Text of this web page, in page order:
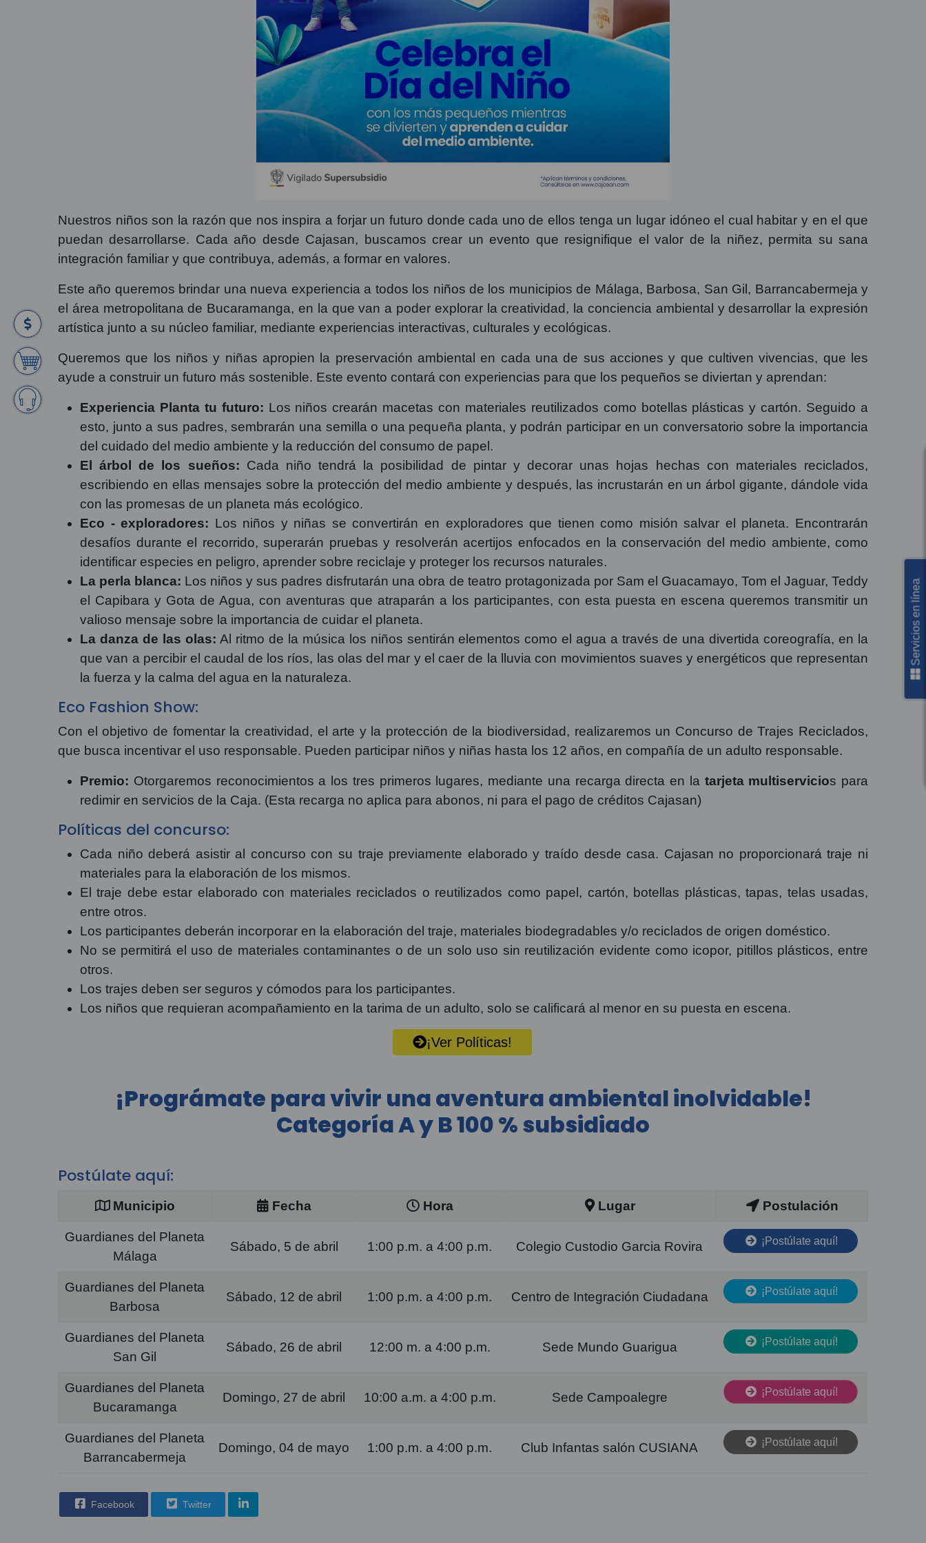
Nuestros niños son la razón que nos inspira a forjar un futuro donde cada uno de ellos tenga un lugar idóneo el cual habitar y en el que
puedan desarrollarse. Cada año desde Cajasan, buscamos crear un evento que resignifique el valor de la niñez, permita su sana
integración familiar y que contribuya, además, a formar en valores.
Este año queremos brindar una nueva experiencia a todos los niños de los municipios de Málaga, Barbosa, San Gil, Barrancabermeja y
el área metropolitana de Bucaramanga, en la que van a poder explorar la creatividad, la conciencia ambiental y desarrollar la expresión
artística junto a su núcleo familiar, mediante experiencias interactivas, culturales y ecológicas.
Queremos que los niños y niñas apropien la preservación ambiental en cada una de sus acciones y que cultiven vivencias, que les
ayude a construir un futuro más sostenible. Este evento contará con experiencias para que los pequeños se diviertan y aprendan:
Experiencia Planta tu futuro: Los niños crearán macetas con materiales reutilizados como botellas plásticas y cartón. Seguido a
esto, junto a sus padres, sembrarán una semilla o una pequeña planta, y podrán participar en un conversatorio sobre la importancia
del cuidado del medio ambiente y la reducción del consumo de papel.
El árbol de los sueños: Cada niño tendrá la posibilidad de pintar y decorar unas hojas hechas con materiales reciclados,
escribiendo en ellas mensajes sobre la protección del medio ambiente y después, las incrustarán en un árbol gigante, dándole vida
con las promesas de un planeta más ecológico.
Eco - exploradores: Los niños y niñas se convertirán en exploradores que tienen como misión salvar el planeta. Encontrarán
desafíos durante el recorrido, superarán pruebas y resolverán acertijos enfocados en la conservación del medio ambiente, como
identificar especies en peligro, aprender sobre reciclaje y proteger los recursos naturales.
La perla blanca: Los niños y sus padres disfrutarán una obra de teatro protagonizada por Sam el Guacamayo, Tom el Jaguar, Teddy
el Capibara y Gota de Agua, con aventuras que atraparán a los participantes, con esta puesta en escena queremos transmitir un
valioso mensaje sobre la importancia de cuidar el planeta.
La danza de las olas: Al ritmo de la música los niños sentirán elementos como el agua a través de una divertida coreografía, en la
que van a percibir el caudal de los ríos, las olas del mar y el caer de la lluvia con movimientos suaves y energéticos que representan
la fuerza y la calma del agua en la naturaleza.
Eco Fashion Show:
Con el objetivo de fomentar la creatividad, el arte y la protección de la biodiversidad, realizaremos un Concurso de Trajes Reciclados,
que busca incentivar el uso responsable. Pueden participar niños y niñas hasta los 12 años, en compañía de un adulto responsable.
Premio: Otorgaremos reconocimientos a los tres primeros lugares, mediante una recarga directa en la tarjeta multiservicios para
redimir en servicios de la Caja. (Esta recarga no aplica para abonos, ni para el pago de créditos Cajasan)
Políticas del concurso:
Cada niño deberá asistir al concurso con su traje previamente elaborado y traído desde casa. Cajasan no proporcionará traje ni
materiales para la elaboración de los mismos.
El traje debe estar elaborado con materiales reciclados o reutilizados como papel, cartón, botellas plásticas, tapas, telas usadas,
entre otros.
Los participantes deberán incorporar en la elaboración del traje, materiales biodegradables y/o reciclados de origen doméstico.
No se permitirá el uso de materiales contaminantes o de un solo uso sin reutilización evidente como icopor, pitillos plásticos, entre
otros.
Los trajes deben ser seguros y cómodos para los participantes.
Los niños que requieran acompañamiento en la tarima de un adulto, solo se calificará al menor en su puesta en escena.
¡Ver Políticas!
¡Prográmate para vivir una aventura ambiental inolvidable!
Categoría A y B 100 % subsidiado
Postúlate aquí:
Municipio Fecha Hora Lugar Postulación
Guardianes del Planeta
Málaga
Sábado, 5 de abril 1:00 p.m. a 4:00 p.m. Colegio Custodio Garcia Rovira ¡Postúlate aquí!
Guardianes del Planeta
Barbosa
Sábado, 12 de abril 1:00 p.m. a 4:00 p.m. Centro de Integración Ciudadana ¡Postúlate aquí!
Guardianes del Planeta
San Gil
Sábado, 26 de abril 12:00 m. a 4:00 p.m. Sede Mundo Guarigua ¡Postúlate aquí!
Guardianes del Planeta
Bucaramanga
Domingo, 27 de abril 10:00 a.m. a 4:00 p.m. Sede Campoalegre ¡Postúlate aquí!
Guardianes del Planeta
Barrancabermeja
Domingo, 04 de mayo 1:00 p.m. a 4:00 p.m. Club Infantas salón CUSIANA ¡Postúlate aquí!
Facebook Twitter
Servicios en línea